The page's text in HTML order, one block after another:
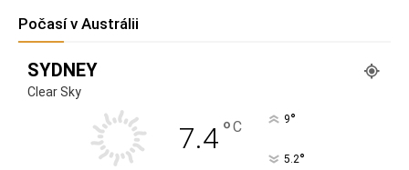
Počasí v Austrálii
SYDNEY
Clear Sky
7.4°C 9°
5.2°